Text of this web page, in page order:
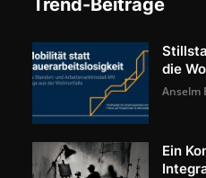
Trend-Beiträge
die
Anselm
Ein